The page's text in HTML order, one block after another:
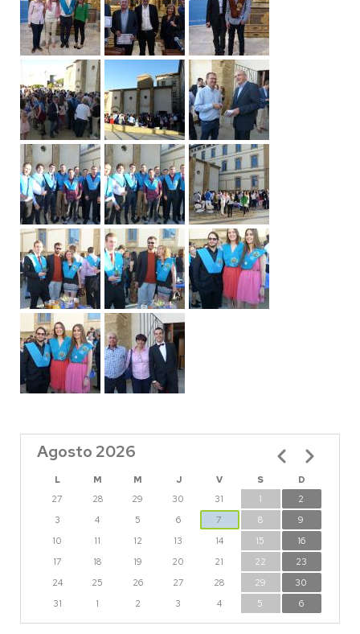
Agosto 2026
L M M J V S
D
27
28 29 30 31 1
2
3
4 5 6 7 8
9
10
11 12 13 14 15
16
17
18 19 20 21 22
23
24
25 26 27 28 29
30
31
1 2 3 4 5 6
Paginación